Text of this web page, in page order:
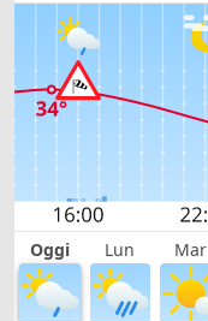
Oggi Lun Mar